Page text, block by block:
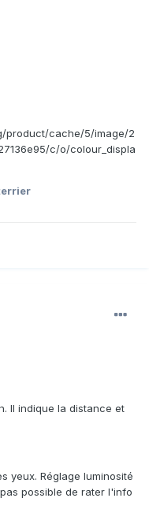
product/cache/5/image/2
c/o/colour_displa
Il indique la distance et
yeux. Réglage luminosité
possible de rater l'info